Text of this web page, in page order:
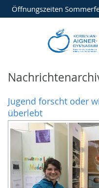
Öffnungszeiten
Jugend forscht oder
überlebt